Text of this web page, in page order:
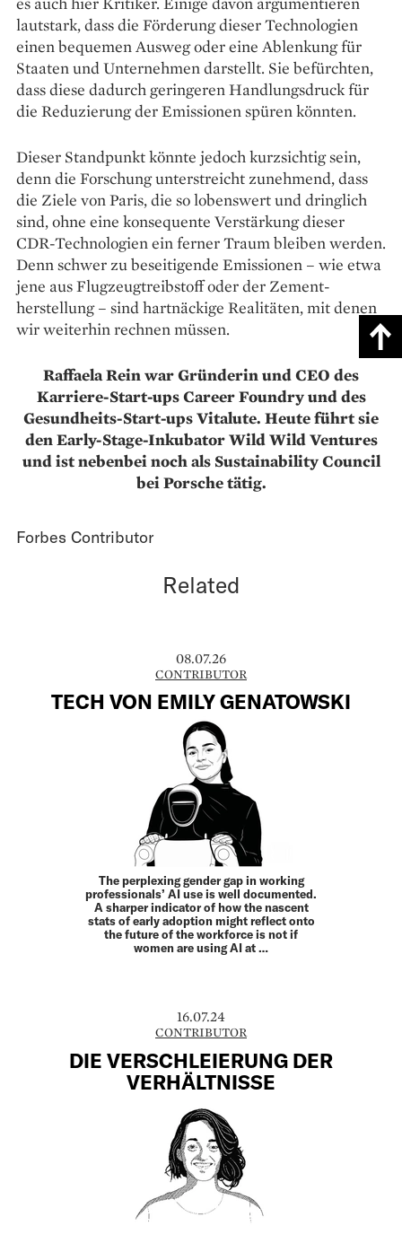
lautstark, dass die Förderung dieser Technologien
einen bequemen Ausweg oder eine Ablenkung für
Staaten und Unter­nehmen darstellt. Sie befürchten,
dass diese dadurch geringeren Handlungsdruck für
die Reduzierung der Emissionen spüren könnten.
Dieser Standpunkt könnte jedoch kurz­sichtig sein,
denn die Forschung unterstreicht zunehmend, dass
die Ziele von Paris, die so lobenswert und dringlich
sind, ohne eine ­konsequente Verstärkung dieser
CDR-Techno­logien ein ferner Traum bleiben werden.
Denn schwer zu beseitigende Emissionen – wie etwa
jene aus Flugzeugtreibstoff oder der Zement­
herstellung – sind hart­näckige Realitäten, mit denen
wir weiterhin rechnen müssen.
Raffaela Rein war Gründerin und CEO des
Karriere-Start-ups Career Foundry und des
Gesundheits-Start-ups Vitalute. Heute führt sie
den Early-Stage-Inkubator Wild Wild Ventures
und ist nebenbei noch als Sustainability Council
bei Porsche tätig.
Forbes Contributor
Related
08.07.26
CONTRIBUTOR
TECH VON EMILY GENATOWSKI
The perplexing gender gap in working
professionals’ AI use is well documented.
A sharper indicator of how the nascent
stats of early adoption might reflect onto
the future of the workforce is not if
women are using AI at …
16.07.24
CONTRIBUTOR
DIE VERSCHLEIERUNG DER
VERHÄLTNISSE